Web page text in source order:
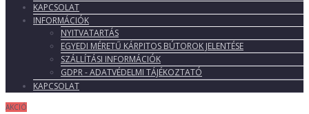
KAPCSOLAT
INFORMÁCIÓK
NYITVATARTÁS
EGYEDI MÉRETŰ KÁRPITOS BÚTOROK JELENTÉSE
SZÁLLÍTÁSI INFORMÁCIÓK
GDPR - ADATVÉDELMI TÁJÉKOZTATÓ
KAPCSOLAT
AKCIÓ